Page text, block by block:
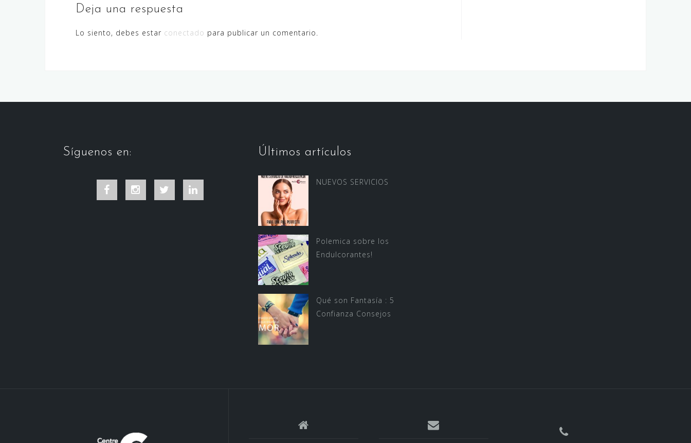
Deja una respuesta
Lo siento, debes estar conectado para publicar un comentario.
Síguenos en:
Facebook InstagramTwitter
Últimos artículos
NUEVOS SERVICIOS
Polemica sobre los
Endulcorantes!
Qué son Fantasía : 5
Confianza Consejos